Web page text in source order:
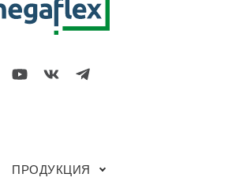
ПРОДУКЦИЯ